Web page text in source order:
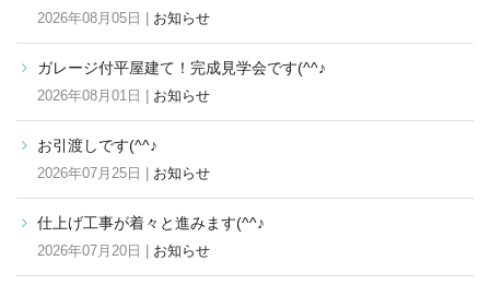
2026年08月05日 | お知らせ
ガレージ付平屋建て！完成見学会です(^^♪
2026年08月01日 | お知らせ
お引渡しです(^^♪
2026年07月25日 | お知らせ
仕上げ工事が着々と進みます(^^♪
2026年07月20日 | お知らせ